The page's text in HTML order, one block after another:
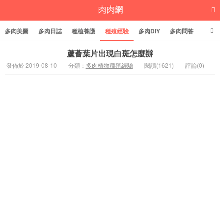
多肉美圖 多肉日誌 種植養護 種殖經驗 多肉DIY 多肉問答
蘆薈葉片出現白斑怎麼辦
發佈於 2019-08-10 分類： 多肉植物種殖經驗 閱讀(1621) 評論(0)